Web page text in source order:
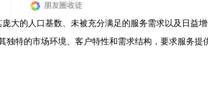
大的人口基数、未被充分满足的服务需求以及日益
特的市场环境、客户特性和需求结构，要求服务提